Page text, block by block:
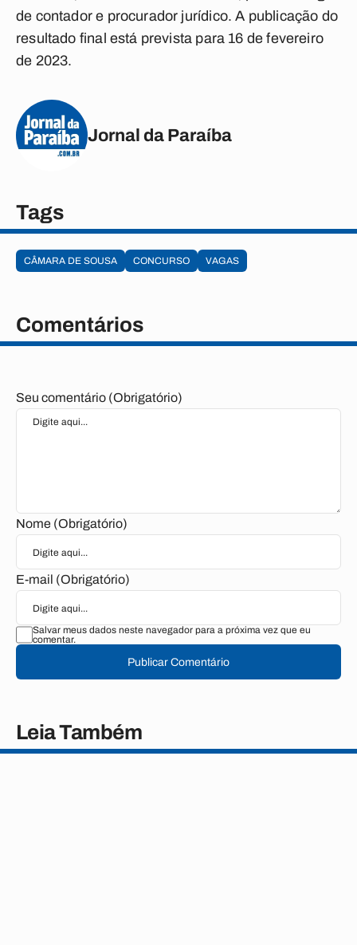
de contador e procurador jurídico. A publicação do
resultado final está prevista para 16 de fevereiro
de 2023.
Jornal da Paraíba
Tags
CÂMARA DE SOUSA CONCURSO VAGAS
Comentários
Seu comentário (Obrigatório)
Nome (Obrigatório)
E-mail (Obrigatório)
Salvar meus dados neste navegador para a próxima vez que eu
comentar.
Publicar Comentário
Leia Também